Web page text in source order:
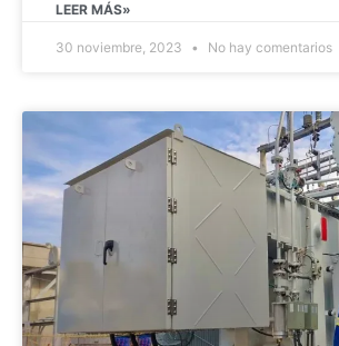
LEER MÁS»
30 noviembre, 2023 No hay comentarios